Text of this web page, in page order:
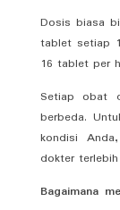
Dosis biasa
tablet setiap
16 tablet per
Setiap obat
berbeda.
kondisi
dokter
Bagaimana